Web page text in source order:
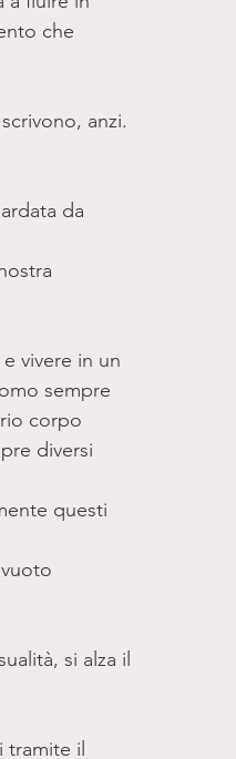
che
anzi.
da
vivere in un
sempre
corpo
diversi
questi
si alza il
tramite il